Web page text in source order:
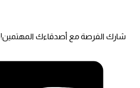
شارك الفرصة مع أصدقاءك المهتمين!